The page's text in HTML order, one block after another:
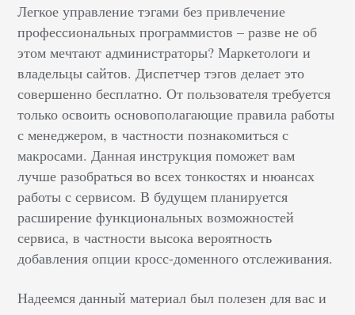
Легкое управление тэгами без привлечение
профессиональных программистов – разве не об
этом мечтают администраторы? Маркетологи и
владельцы сайтов. Диспетчер тэгов делает это
совершенно бесплатно. От пользователя требуется
только освоить основополагающие правила работы
с менеджером, в частности познакомиться с
макросами. Данная инструкция поможет вам
лучше разобраться во всех тонкостях и нюансах
работы с сервисом. В будущем планируется
расширение функциональных возможностей
сервиса, в частности высока вероятность
добавления опции кросс-доменного отслеживания.
Надеемся данный материал был полезен для вас и